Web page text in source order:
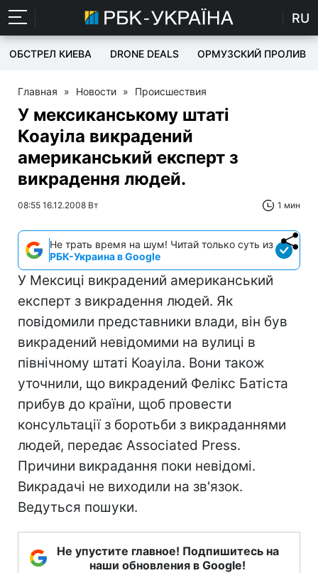
RU
ОБСТРЕЛ КИЕВА DRONE DEALS ОРМУЗСКИЙ ПРОЛИВ
Главная » Новости » Происшествия
У мексиканському штаті
Коауіла викрадений
американський експерт з
викрадення людей.
08:55 16.12.2008 Вт 1 мин
Не трать время на шум! Читай только суть из
РБК-Украина в Google
У Мексиці викрадений американський
експерт з викрадення людей. Як
повідомили представники влади, він був
викрадений невідомими на вулиці в
північному штаті Коауіла. Вони також
уточнили, що викрадений Фелікс Батіста
прибув до країни, щоб провести
консультації з боротьби з викраданнями
людей, передає Associated Press.
Причини викрадання поки невідомі.
Викрадачі не виходили на зв'язок.
Ведуться пошуки.
Не упустите главное! Подпишитесь на
наши обновления в Google!